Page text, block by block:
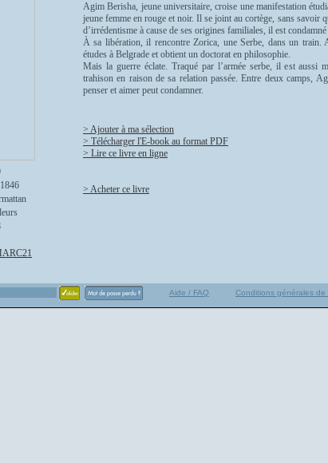
Agim Berisha, jeune universitaire, croise une manifestation
jeune femme en rouge et noir. Il se joint au cortège, sans savoir
d’irrédentisme à cause de ses origines familiales, il est
À sa libération, il rencontre Zorica, une Serbe, dans un train.
études à Belgrade et obtient un doctorat en philosophie.
Mais la guerre éclate. Traqué par l’armée serbe, il est aussi
trahison en raison de sa relation passée. Entre deux camps,
penser et aimer peut condamner.
> Ajouter à ma sélection
> Télécharger l'E-book au format PDF
> Lire ce livre en ligne
> Acheter ce livre
Aide / FAQ Conditions générales de